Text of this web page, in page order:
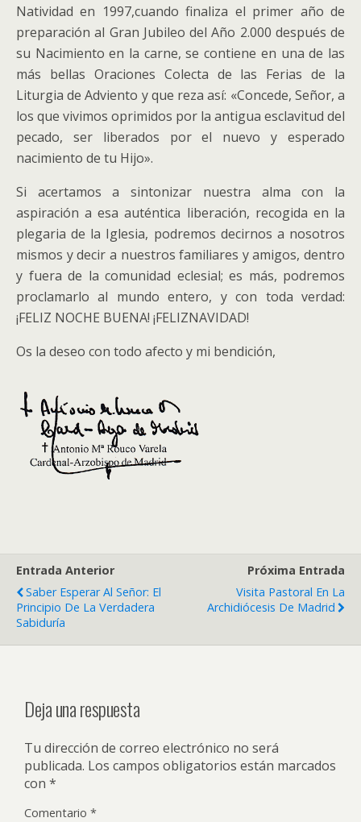
Natividad en 1997,cuando finaliza el primer año de
preparación al Gran Jubileo del Año 2.000 después de
su Nacimiento en la carne, se contiene en una de las
más bellas Oraciones Colecta de las Ferias de la
Liturgia de Adviento y que reza así: «Concede, Señor, a
los que vivimos oprimidos por la antigua esclavitud del
pecado, ser liberados por el nuevo y esperado
nacimiento de tu Hijo».
Si acertamos a sintonizar nuestra alma con la
aspiración a esa auténtica liberación, recogida en la
plegaria de la Iglesia, podremos decirnos a nosotros
mismos y decir a nuestros familiares y amigos, dentro
y fuera de la comunidad eclesial; es más, podremos
proclamarlo al mundo entero, y con toda verdad:
¡FELIZ NOCHE BUENA! ¡FELIZNAVIDAD!
Os la deseo con todo afecto y mi bendición,
Entrada Anterior
Saber Esperar Al Señor: El
Principio De La Verdadera
Sabiduría
Próxima Entrada
Visita Pastoral En La
Archidiócesis De Madrid
Deja una respuesta
Tu dirección de correo electrónico no será
publicada. Los campos obligatorios están marcados
con *
Comentario *